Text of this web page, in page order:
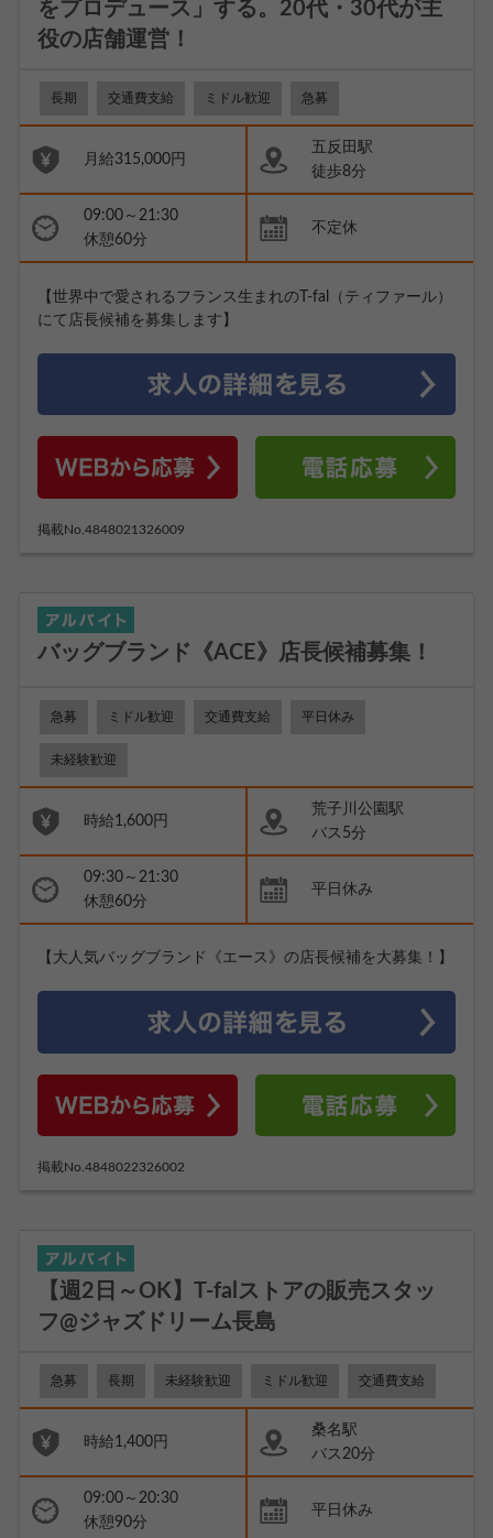
をプロデュース」する。20代・30代が主
役の店舗運営！
長期 交通費支給 ミドル歓迎 急募
月給315,000円
五反田駅
徒歩8分
09:00～21:30
休憩60分
不定休
【世界中で愛されるフランス生まれのT-fal（ティファール）
にて店長候補を募集します】
掲載No.4848021326009
バッグブランド《ACE》店長候補募集！
急募 ミドル歓迎 交通費支給 平日休み
未経験歓迎
時給1,600円
荒子川公園駅
バス5分
09:30～21:30
休憩60分
平日休み
【大人気バッグブランド《エース》の店長候補を大募集！】
掲載No.4848022326002
【週2日～OK】T-falストアの販売スタッ
フ@ジャズドリーム長島
急募 長期 未経験歓迎 ミドル歓迎 交通費支給
時給1,400円
桑名駅
バス20分
09:00～20:30
休憩90分
平日休み